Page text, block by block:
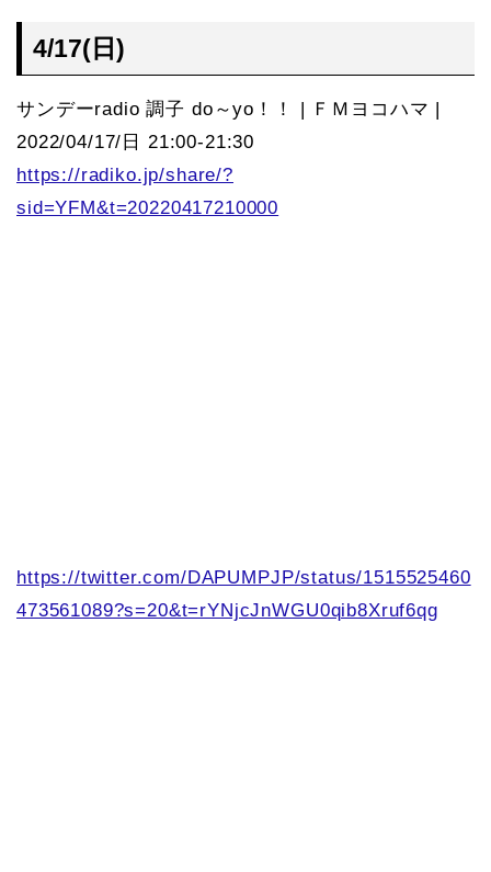
4/17(日)
サンデーradio 調子 do～yo！！ | ＦＭヨコハマ |
2022/04/17/日 21:00-21:30
https://radiko.jp/share/?
sid=YFM&t=20220417210000
https://twitter.com/DAPUMPJP/status/1515525460
473561089?s=20&t=rYNjcJnWGU0qib8Xruf6qg